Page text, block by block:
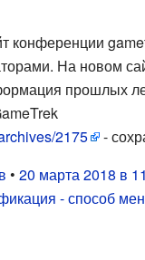
конференции
На новом
прошлых
2175
-
• 20 марта 2018 в
- способ